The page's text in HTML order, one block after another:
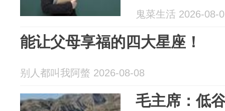
鬼菜生活 2026-08-
能让父母享福的四大星座！
别人都叫我阿螫 2026-08-08
毛主席：低